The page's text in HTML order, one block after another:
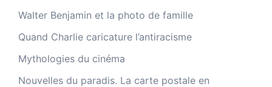
Walter Benjamin et la photo de famille
Quand Charlie caricature l’antiracisme
Mythologies du cinéma
Nouvelles du paradis. La carte postale en